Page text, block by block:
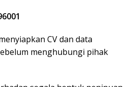
CV dan data
menghubungi pihak